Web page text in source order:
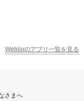
Weblioのアプリ一覧を見る
さまへ